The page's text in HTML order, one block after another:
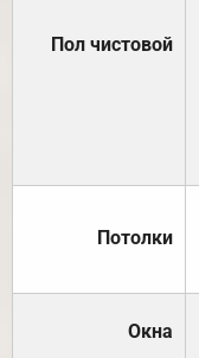
Пол чистовой
Потолки
Окна